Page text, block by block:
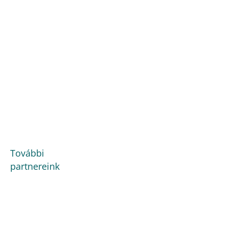
További
partnereink